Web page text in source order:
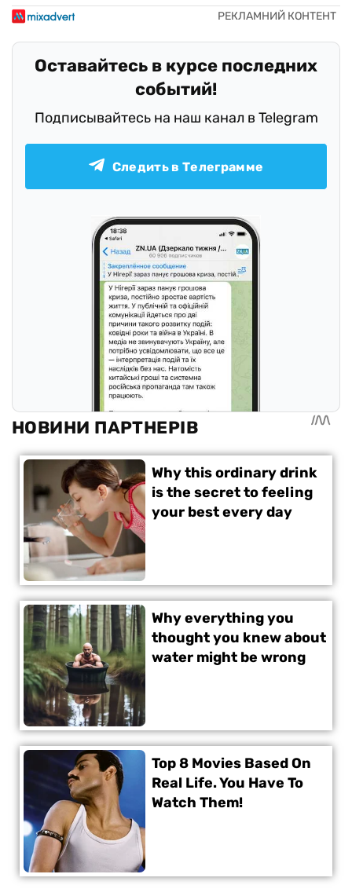
Оставайтесь в курсе последних
событий!
Подписывайтесь на наш канал в Telegram
Следить в Телеграмме